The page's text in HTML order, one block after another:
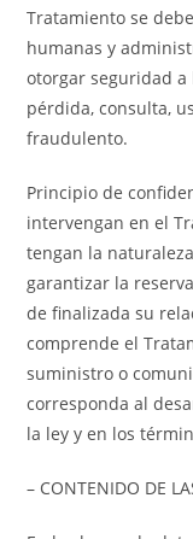
Tratamiento se
humanas y
otorgar seguridad
pérdida, consulta,
fraudulento.
Principio de
intervengan en el
tengan la
garantizar la
de finalizada su
comprende el
suministro o
corresponda al
la ley y en los
– CONTENIDO DE